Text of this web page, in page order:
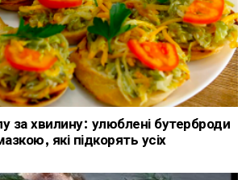
за хвилину: улюблені бутерброди
які підкорять усіх